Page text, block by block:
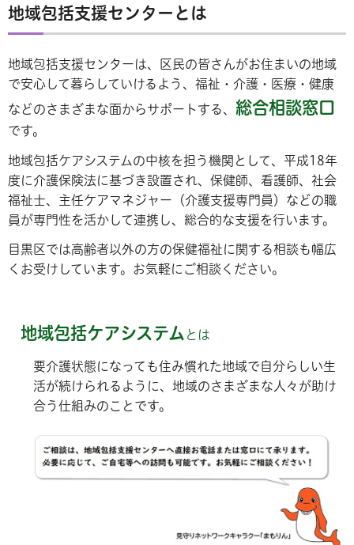
地域包括支援センターとは
地域包括支援センターは、区民の皆さんがお住まいの地域
で安心して暮らしていけるよう、福祉・介護・医療・健康
などのさまざまな面からサポートする、 総合相談窓口
です。
地域包括ケアシステムの中核を担う機関として、平成18年
度に介護保険法に基づき設置され、保健師、看護師、社会
福祉士、主任ケアマネジャー（介護支援専門員）などの職
員が専門性を活かして連携し、総合的な支援を行います。
目黒区では高齢者以外の方の保健福祉に関する相談も幅広
くお受けしています。お気軽にご相談ください。
地域包括ケアシステム とは
要介護状態になっても住み慣れた地域で自分らしい生
活が続けられるように、地域のさまざまな人々が助け
合う仕組みのことです。